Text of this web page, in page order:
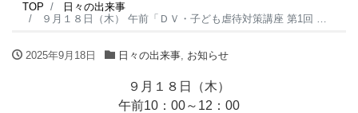
TOP
日々の出来事
９月１８日（木） 午前「ＤＶ・子ども虐待対策講座 第1回 人権社会の基本はジェンダー平等」開催
2025年9月18日 日々の出来事, お知らせ
９月１８日（木）
午前10：00～12：00